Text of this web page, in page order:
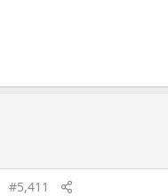
#5,411